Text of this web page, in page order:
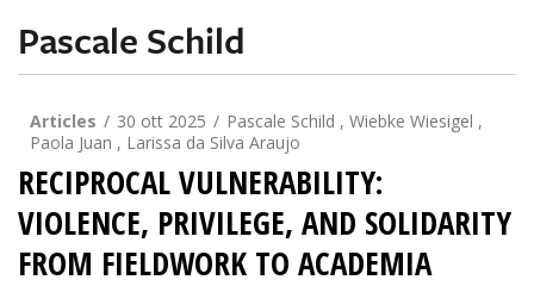
Pascale Schild
Articles 30 ott 2025
Pascale Schild , Wiebke Wiesigel ,
Paola Juan , Larissa da Silva Araujo
RECIPROCAL VULNERABILITY:
VIOLENCE, PRIVILEGE, AND SOLIDARITY
FROM FIELDWORK TO ACADEMIA